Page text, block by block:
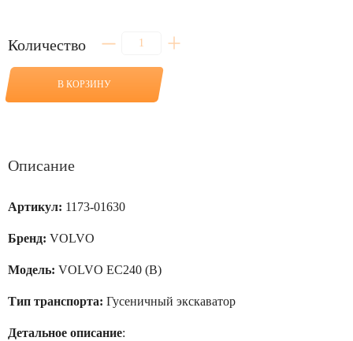
Количество
Количество
2
EC240
(B)
В КОРЗИНУ
Описание
Артикул: 1173-01630
Бренд: VOLVO
Модель: VOLVO EC240 (B)
Тип транспорта: Гусеничный экскаватор
Детальное описание: